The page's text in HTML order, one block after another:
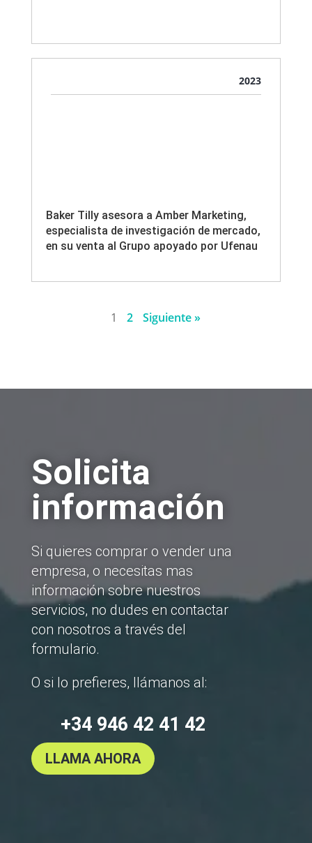
2023
Baker Tilly asesora a Amber Marketing,
especialista de investigación de mercado,
en su venta al Grupo apoyado por Ufenau
1 2 Siguiente »
Solicita
información
Si quieres comprar o vender una
empresa, o necesitas mas
información sobre nuestros
servicios, no dudes en contactar
con nosotros a través del
formulario.
O si lo prefieres, llámanos al:
+34 946 42 41 42
LLAMA AHORA